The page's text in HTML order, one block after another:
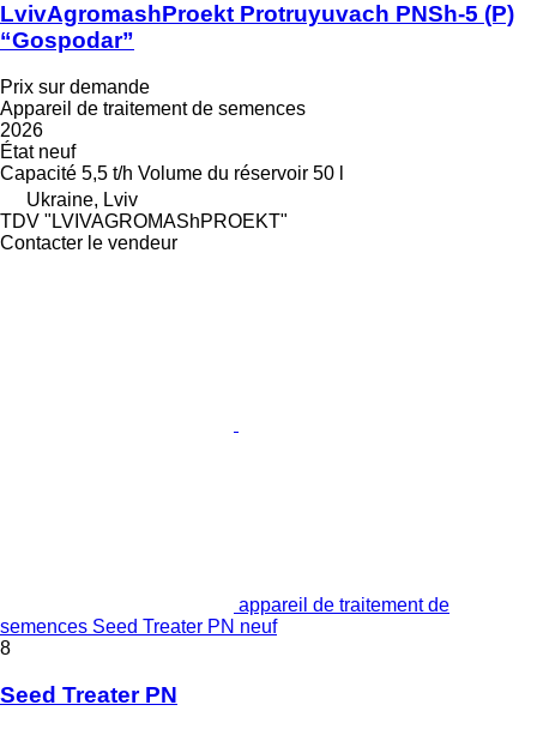
LvivAgromashProekt Protruyuvach PNSh-5 (P)
“Gospodar”
Prix sur demande
Appareil de traitement de semences
2026
Étatneuf
Capacité 5,5 t/h Volume du réservoir 50 l
Ukraine, Lviv
TDV "LVIVAGROMAShPROEKT"
Contacter le vendeur
appareil de traitement de
semences Seed Treater PN neuf
8
Seed Treater PN